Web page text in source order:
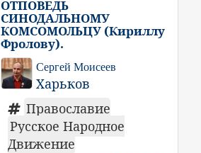
ОТПОВЕДЬ
СИНОДАЛЬНОМУ
КОМСОМОЛЬЦУ (Кириллу
Фролову).
Сергей Моисеев
Харьков
Православие
Русское Народное
Движение